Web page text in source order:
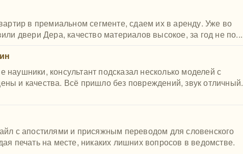
в премиальном сегменте, сдаем их в аренду. Уже во
двери Дера, качество материалов высокое, за год не по...
консультант подсказал несколько моделей с
и качества. Всё пришло без повреждений, звук отличный.
с апостилями и присяжным переводом для словенского
печать на месте, никаких лишних вопросов в ведомстве.